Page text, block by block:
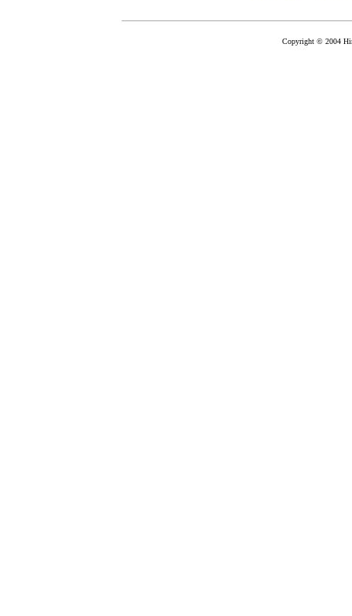
Copyright © 2004